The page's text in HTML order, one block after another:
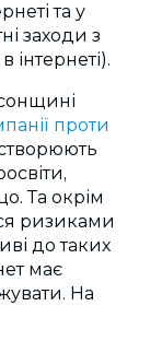
та у
заходи з
інтернеті).
проти
Та окрім
ризиками
до таких
має
На